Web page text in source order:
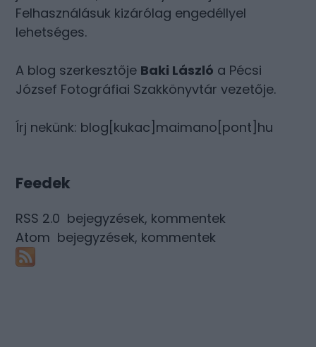
Felhasználásuk kizárólag engedéllyel
lehetséges.
A blog szerkesztője Baki László a Pécsi
József Fotográfiai Szakkönyvtár vezetője.
Írj nekünk: blog[kukac]maimano[pont]hu
Feedek
RSS 2.0 bejegyzések, kommentek
Atom bejegyzések, kommentek